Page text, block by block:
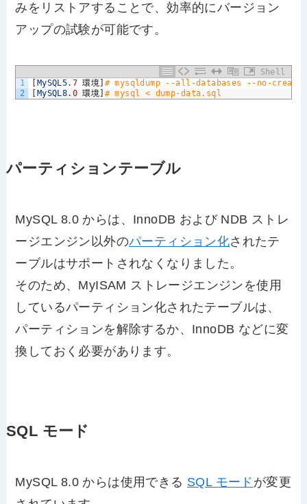
みをリストアすることで、効率的にバージョン
アップの試験が可能です。
Shell
1
2
[MySQL5. 7 環境] # mysqldump --all-databases --no-
[MySQL8. 0 環境] # mysql < dump-data.sql
パーティションテーブル
MySQL 8.0 からは、InnoDB および NDB ストレ
ージエンジン以外のパーティション化されたテ
ーブルはサポートされなくなりました。
そのため、MyISAM ストレージエンジンを使用
しているパーティション化されたテーブルは、
パーティションを解除するか、InnoDB などに変
換しておく必要があります。
SQL モード
MySQL 8.0 からは使用できる SQL モード が変更